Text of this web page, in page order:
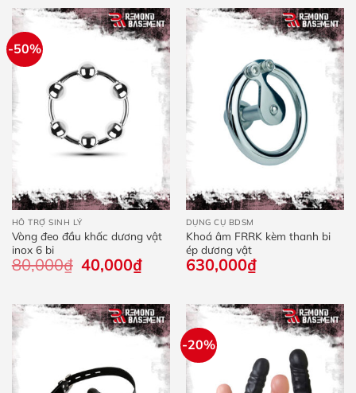
-50%
HỖ TRỢ SINH LÝ
Vòng đeo đầu khấc dương vật
inox 6 bi
80,000₫ Giá
gốc
80,000₫.
40,000₫Giá
hiện
là:
40,000₫.
DỤNG CỤ BDSM
Khoá âm FRRK kèm thanh bi
ép dương vật
630,000₫
-20%